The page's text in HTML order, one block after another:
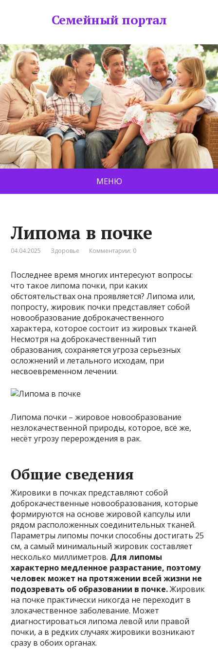
Семейный портал
МЕНЮ
Липома в почке
04.04.2025 Здоровье Комментарии: 0
Последнее время многих интересуют вопросы:
что такое липома почки, при каких
обстоятельствах она проявляется? Липома или,
попросту, жировик почки представляет собой
новообразование доброкачественного
характера, которое состоит из жировых тканей.
Несмотря на доброкачественный тип
образования, сохраняется угроза серьезных
осложнений и летального исходам, при
несвоевременном лечении.
Липома почки – жировое новообразование
незлокачественной природы, которое, всё же,
несёт угрозу перерождения в рак.
Общие сведения
Жировики в почках представляют собой
доброкачественные новообразования, которые
формируются на основе жировой капсулы или
рядом расположенных соединительных тканей.
Параметры липомы почки способны достигать 25
см, а самый минимальный жировик составляет
несколько миллиметров. Для липомы
характерно медленное разрастание, поэтому
человек может на протяжении всей жизни не
подозревать об образовании в почке.Жировик
на почке практически никогда не переходит в
злокачественное заболевание. Может
диагностироваться липома левой или правой
почки, а в редких случаях жировики возникают
сразу в обоих органах.